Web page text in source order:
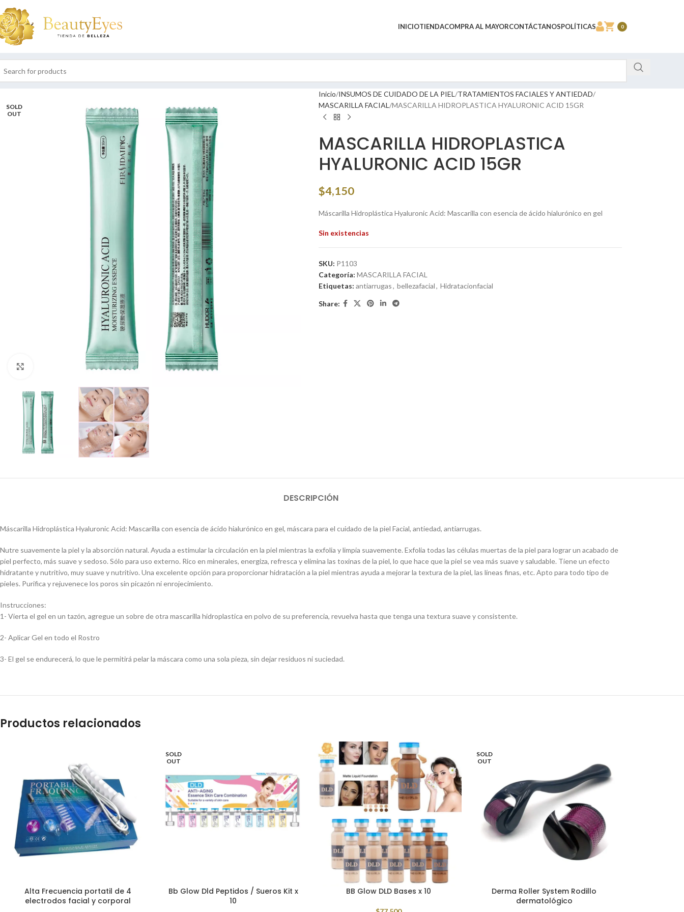
INICIOTIENDACOMPRA AL MAYORCONTÁCTANOSPOLÍTICAS 0
SOLD
OUT
Inicio INSUMOS DE CUIDADO DE LA PIEL TRATAMIENTOS FACIALES Y ANTIEDAD
MASCARILLA FACIAL MASCARILLA HIDROPLASTICA HYALURONIC ACID 15GR
MASCARILLA HIDROPLASTICA
HYALURONIC ACID 15GR
$4,150
Máscarilla Hidroplástica Hyaluronic Acid: Mascarilla con esencia de ácido hialurónico en gel
Sin existencias
SKU: P1103
Categoría: MASCARILLA FACIAL
Etiquetas: antiarrugas, bellezafacial, Hidratacionfacial
Share:
DESCRIPCIÓN
Máscarilla Hidroplástica Hyaluronic Acid: Mascarilla con esencia de ácido hialurónico en gel, máscara para el cuidado de la piel Facial, antiedad, antiarrugas.
Nutre suavemente la piel y la absorción natural. Ayuda a estimular la circulación en la piel mientras la exfolia y limpia suavemente. Exfolia todas las células muertas de la piel para lograr un acabado de
piel perfecto, más suave y sedoso. Sólo para uso externo. Rico en minerales, energiza, refresca y elimina las toxinas de la piel, lo que hace que la piel se vea más suave y saludable. Tiene un efecto
hidratante y nutritivo, muy suave y nutritivo. Una excelente opción para proporcionar hidratación a la piel mientras ayuda a mejorar la textura de la piel, las líneas finas, etc. Apto para todo tipo de
pieles. Purifica y rejuvenece los poros sin picazón ni enrojecimiento.
Instrucciones:
1- Vierta el gel en un tazón, agregue un sobre de otra mascarilla hidroplastica en polvo de su preferencia, revuelva hasta que tenga una textura suave y consistente.
2- Aplicar Gel en todo el Rostro
3- El gel se endurecerá, lo que le permitirá pelar la máscara como una sola pieza, sin dejar residuos ni suciedad.
Productos relacionados
Alta Frecuencia portatil de 4
electrodos facial y corporal
SOLD
OUT
Bb Glow Dld Peptidos / Sueros Kit x
10
BB Glow DLD Bases x 10
SOLD
OUT
Derma Roller System Rodillo
dermatológico